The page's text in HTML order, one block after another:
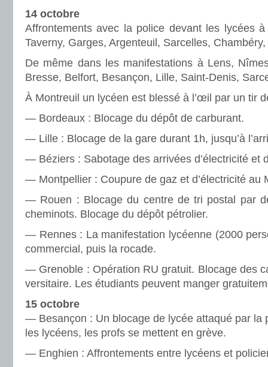
14 octobre
Affrontements avec la police devant les lycées à
Taverny, Garges, Argenteuil, Sarcelles,
De même dans les mani­fes­ta­tions à Lens,
Bresse, Belfort, Besançon, Lille, Saint-Denis,
À Montreuil un lycéen est blessé à l’œil par un tir
— Bordeaux : Blocage du dépôt de car­bu­rant.
— Lille : Blocage de la gare durant 1h, jusqu’à
— Béziers : Sabotage des arri­vées d’électricité et
— Montpellier : Coupure de gaz et d’électricité au
— Rouen : Blocage du centre de tri postal par
che­mi­nots. Blocage du dépôt pétro­lier.
— Rennes : La mani­fes­ta­tion lycéenne (2000
com­mer­cial, puis la rocade.
— Grenoble : Opération RU gra­tuit. Blocage des
ver­si­taire. Les étudiants peu­vent manger
15 octo­bre
— Besançon : Un blo­cage de lycée atta­qué par la
les lycéens, les profs se met­tent en grève.
— Enghien : Affrontements entre lycéens et